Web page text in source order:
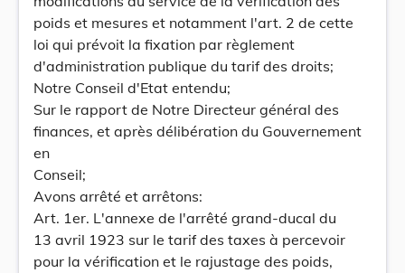
poids et mesures et notamment l'art. 2 de cette
loi qui prévoit la fixation par règlement
d'administration publique du tarif des droits;
Notre Conseil d'Etat entendu;
Sur le rapport de Notre Directeur général des
finances, et après délibération du Gouvernement
en
Conseil;
Avons arrêté et arrêtons:
Art. 1er. L'annexe de l'arrêté grand-ducal du
13 avril 1923 sur le tarif des taxes à percevoir
pour la vérification et le rajustage des poids,